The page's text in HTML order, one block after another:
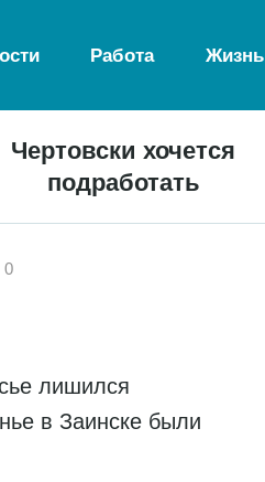
Работа Жизнь
Чертовски хочется
подработать
0
лишился
в Заинске были